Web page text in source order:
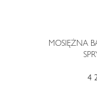
MOSIĘŻNA
4